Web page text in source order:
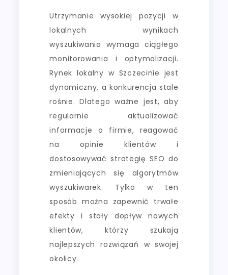
Utrzymanie wysokiej pozycji w
lokalnych wynikach
wyszukiwania wymaga ciągłego
monitorowania i optymalizacji.
Rynek lokalny w Szczecinie jest
dynamiczny, a konkurencja stale
rośnie. Dlatego ważne jest, aby
regularnie aktualizować
informacje o firmie, reagować
na opinie klientów i
dostosowywać strategię SEO do
zmieniających się algorytmów
wyszukiwarek. Tylko w ten
sposób można zapewnić trwałe
efekty i stały dopływ nowych
klientów, którzy szukają
najlepszych rozwiązań w swojej
okolicy.